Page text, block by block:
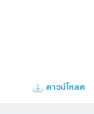
ดาวน์โหลด